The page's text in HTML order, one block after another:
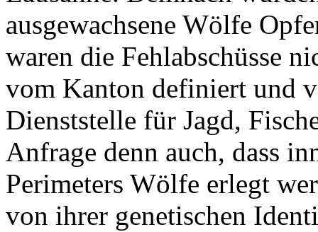
ausgewachsene Wölfe
waren die Fehlabschüsse
vom Kanton definiert und
Dienststelle für Jagd,
Anfrage denn auch, dass
Perimeters Wölfe erlegt
von ihrer genetischen